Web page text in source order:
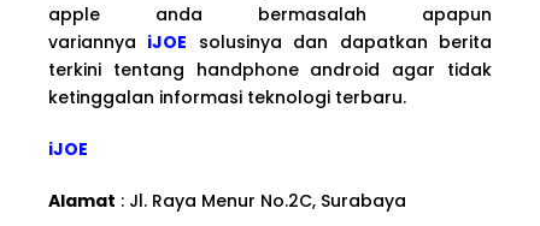
apple anda bermasalah apapun
variannya iJOE solusinya dan dapatkan berita
terkini tentang handphone android agar tidak
ketinggalan informasi teknologi terbaru.
iJOE
Alamat : Jl. Raya Menur No.2C, Surabaya